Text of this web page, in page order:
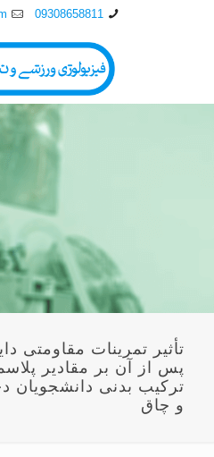
09308658811
تأثیر تمرینات مقاومتی
ترکیب بدنی دانشجویان
و چاق